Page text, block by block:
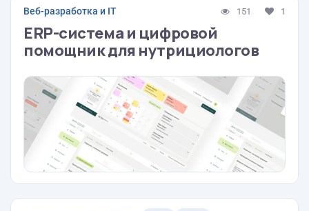
Веб-разработка и IT 151 1
ERP-система и цифровой
помощник для нутрициологов